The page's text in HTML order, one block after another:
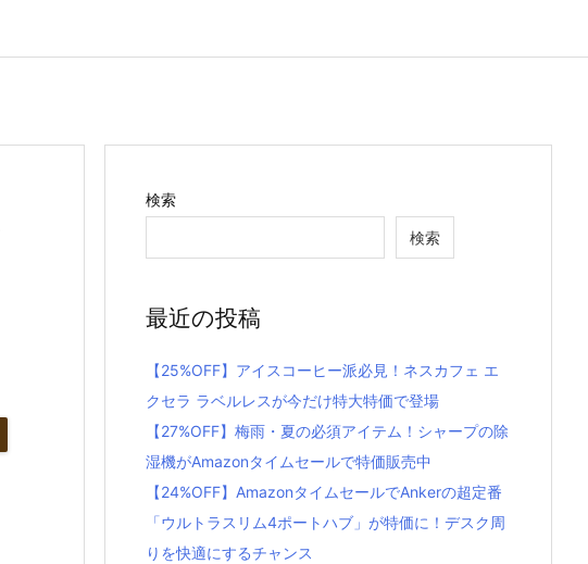
検索
検索
最近の投稿
【25%OFF】アイスコーヒー派必見！ネスカフェ エ
クセラ ラベルレスが今だけ特大特価で登場
【27%OFF】梅雨・夏の必須アイテム！シャープの除
湿機がAmazonタイムセールで特価販売中
【24%OFF】AmazonタイムセールでAnkerの超定番
「ウルトラスリム4ポートハブ」が特価に！デスク周
りを快適にするチャンス